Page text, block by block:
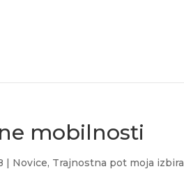
mobilnosti
| Novice, Trajnostna pot moja izbira